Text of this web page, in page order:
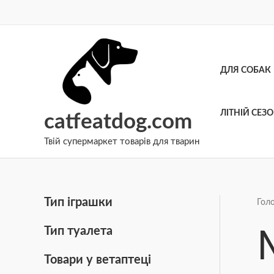
catfeatdog.com
Твій супермаркет товарів для тварин
ДЛЯ СОБАК
ЛІТНІЙ
Тип іграшки
Тип туалета
Товари у ветаптеці